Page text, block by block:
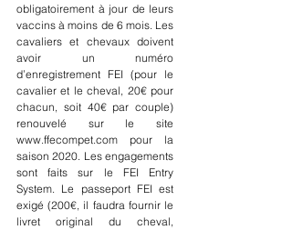
obligatoirement à jour de leurs
vaccins à moins de 6 mois. Les
cavaliers et chevaux doivent
avoir un numéro
d’enregistrement FEI (pour le
cavalier et le cheval, 20€ pour
chacun, soit 40€ par couple)
renouvelé sur le site
www.ffecompet.com pour la
saison 2020. Les engagements
sont faits sur le FEI Entry
System. Le passeport FEI est
exigé (200€, il faudra fournir le
livret original du cheval,